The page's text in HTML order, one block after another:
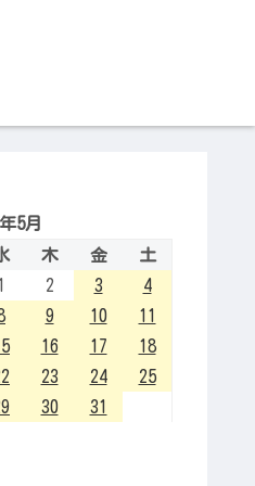
5月
木 金
土
2 3
4
9 10
11
16 17
18
23 24
25
30 31